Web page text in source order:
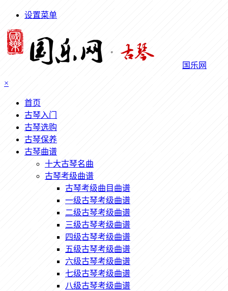
设置菜单
国乐网
×
首页
古琴入门
古琴选购
古琴保养
古琴曲谱
十大古琴名曲
古琴考级曲谱
古琴考级曲目曲谱
一级古琴考级曲谱
二级古琴考级曲谱
三级古琴考级曲谱
四级古琴考级曲谱
五级古琴考级曲谱
六级古琴考级曲谱
七级古琴考级曲谱
八级古琴考级曲谱